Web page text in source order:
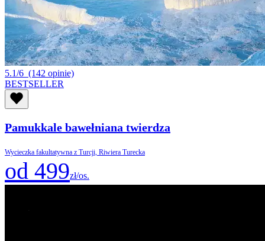
5.1/6 (142 opinie)
BESTSELLER
Pamukkale bawełniana twierdza
Wycieczka fakultatywna z Turcji, Riwiera Turecka
od 499zł/os.